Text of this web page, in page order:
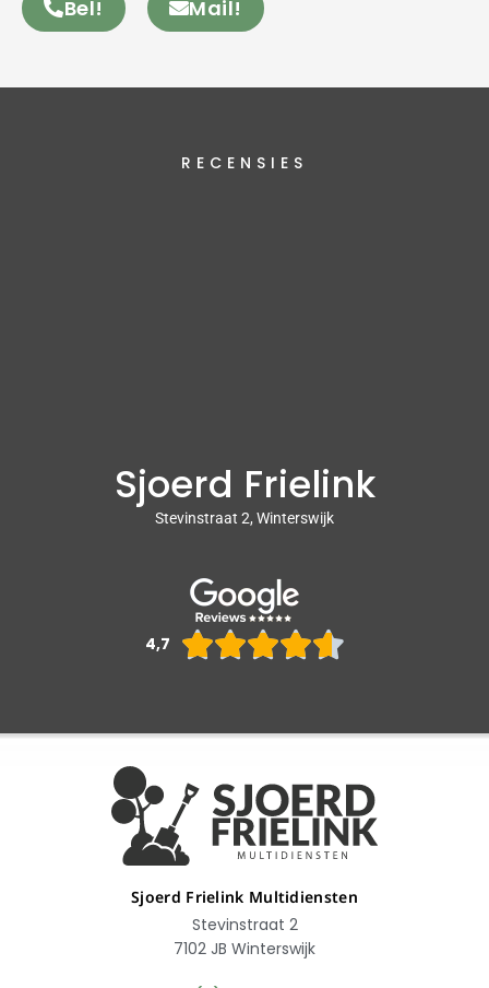
Bel! Mail!
RECENSIES
Sjoerd Frielink
Stevinstraat 2, Winterswijk
4,7 
Sjoerd Frielink Multidiensten
Stevinstraat 2
7102 JB Winterswijk